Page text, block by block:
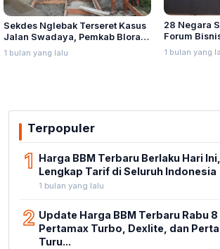
Sekdes Nglebak Terseret Kasus
Jalan Swadaya, Pemkab Blora
Sebut Pendampingan Hukum
Bukan Kewenangannya
1 bulan yang lalu
28 Negara
Forum
Munafri
Stadion Untia
1 bulan yang
Terpopuler
1 Harga BBM Terbaru Berlaku Hari
Lengkap Tarif di Seluruh Indonesia
1 bulan yang lalu
2 Update Harga BBM Terbaru Rabu
Pertamax Turbo, Dexlite, dan
Turu...